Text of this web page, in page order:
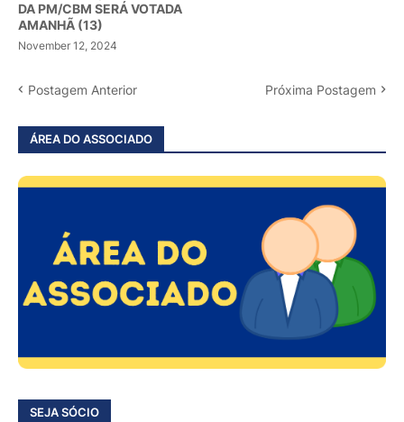
DA PM/CBM SERÁ VOTADA
AMANHÃ (13)
November 12, 2024
Postagem Anterior Próxima Postagem
ÁREA DO ASSOCIADO
SEJA SÓCIO